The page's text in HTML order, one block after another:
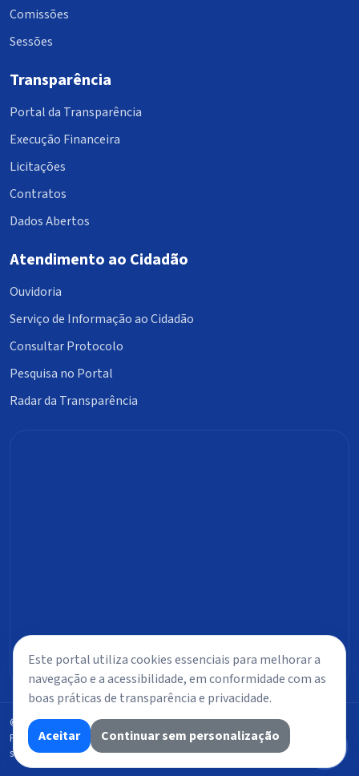
Comissões
Sessões
Transparência
Portal da Transparência
Execução Financeira
Licitações
Contratos
Dados Abertos
Atendimento ao Cidadão
Ouvidoria
Serviço de Informação ao Cidadão
Consultar Protocolo
Pesquisa no Portal
Radar da Transparência
© 2026 Câmara de Vereadores de Timbiras. Todos os direitos reservados.
Portal público com foco em transparência ativa, acessibilidade e controle
social.
Este portal utiliza cookies essenciais para melhorar a
navegação e a acessibilidade, em conformidade com as
boas práticas de transparência e privacidade.
Aceitar Continuar sem personalização